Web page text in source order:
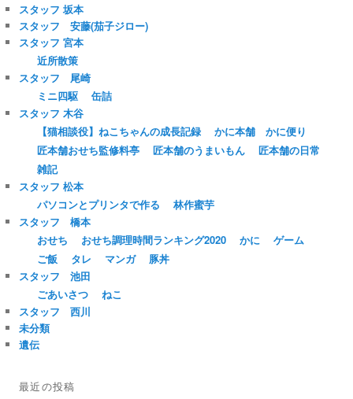
スタッフ 坂本
スタッフ 安藤(茄子ジロー)
スタッフ 宮本
近所散策
スタッフ 尾崎
ミニ四駆
缶詰
スタッフ 木谷
【猫相談役】ねこちゃんの成長記録
かに本舗 かに便り
匠本舗おせち監修料亭
匠本舗のうまいもん
匠本舗の日常
雑記
スタッフ 松本
パソコンとプリンタで作る
林作蜜芋
スタッフ 橋本
おせち
おせち調理時間ランキング2020 かに
ゲーム
ご飯
タレ マンガ
豚丼
スタッフ 池田
ごあいさつ
ねこ
スタッフ 西川
未分類
遺伝
最近の投稿